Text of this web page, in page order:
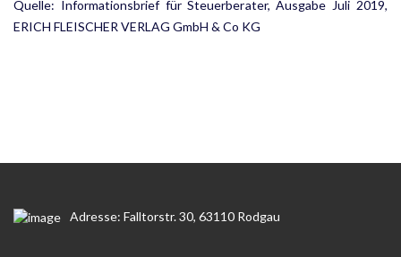
Quelle: Informationsbrief für Steuerberater, Ausgabe Juli 2019,
ERICH FLEISCHER VERLAG GmbH & Co KG
Adresse: Falltorstr. 30, 63110 Rodgau